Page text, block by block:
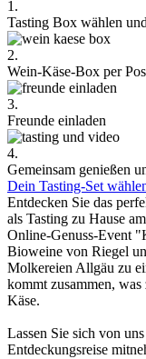
1.
Tasting Box wählen
2.
Wein-Käse-Box per
3.
Freunde einladen
4.
Gemeinsam genießen
Dein Tasting-Set
Entdecken Sie das
als Tasting zu Hause
Online-Genuss-Event
Bioweine von Riegel
Molkereien Allgäu zu
kommt zusammen,
Käse.
Lassen Sie sich von
Entdeckungsreise